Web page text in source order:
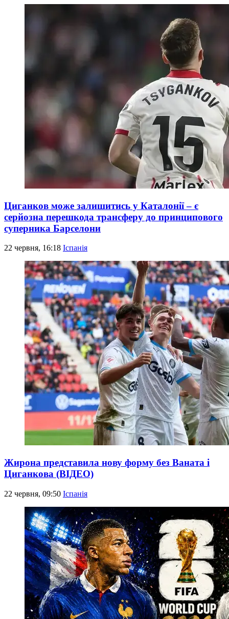
Циганков може залишитись у Каталонії – є
серйозна перешкода трансферу до принципового
суперника Барселони
22 червня, 16:18 Іспанія
Жирона представила нову форму без Ваната і
Циганкова (ВІДЕО)
22 червня, 09:50 Іспанія